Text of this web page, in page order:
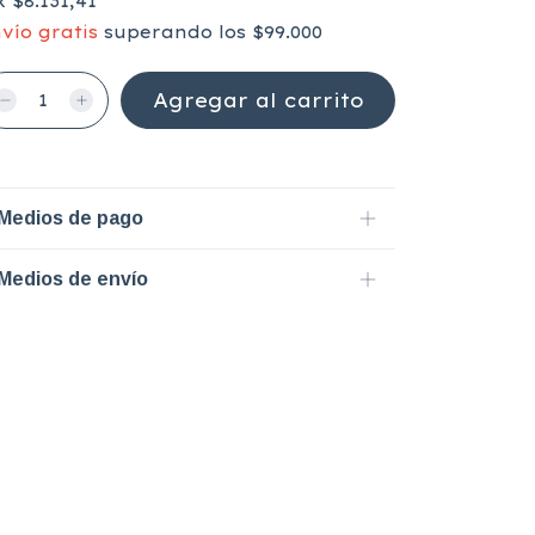
gratis superando los $99.000
de pago
de envío